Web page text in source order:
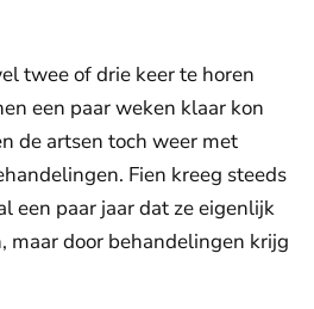
twee of drie keer te horen
een paar weken klaar kon
de artsen toch weer met
Fien kreeg steeds
een paar jaar dat ze eigenlijk
maar door behandelingen krijg